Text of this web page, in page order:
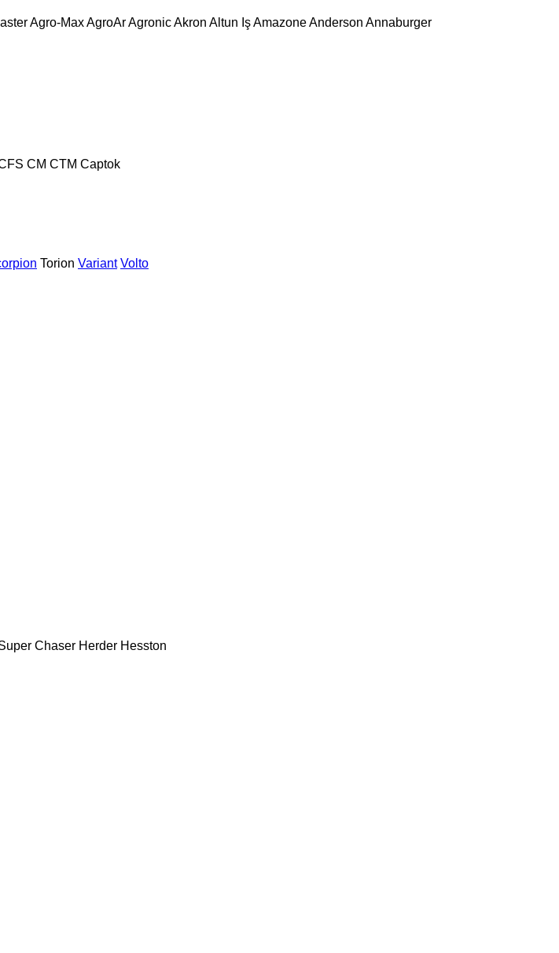
Agro-MaxAgroArAgronicAkron Altun IşAmazoneAnderson Annaburger
CM CTM Captok
Torion Variant Volto
Chaser Herder Hesston